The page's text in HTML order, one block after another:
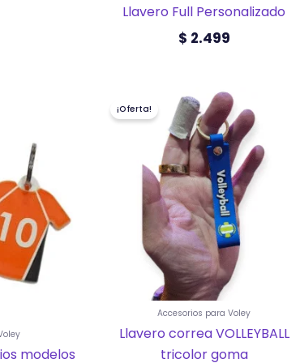
Llavero Full Personalizado
$ 2.499
modelos
¡Oferta!
Accesorios para Voley
Llavero correa VOLLEYBALL
tricolor goma
El
precio
original
era:
$ 2.499.
precio
es:
$ 1.499.